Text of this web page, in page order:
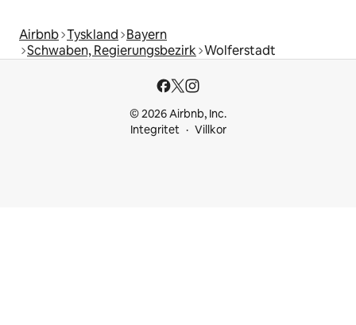
Airbnb Tyskland Bayern
Schwaben, Regierungsbezirk Wolferstadt
© 2026 Airbnb, Inc.
Integritet
Villkor